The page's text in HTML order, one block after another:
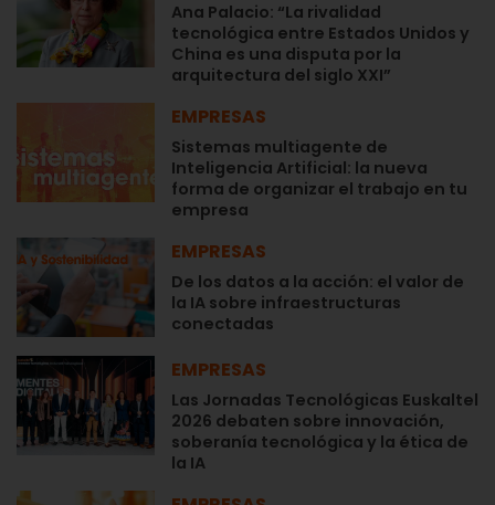
Ana Palacio: “La rivalidad
tecnológica entre Estados Unidos y
China es una disputa por la
arquitectura del siglo XXI”
EMPRESAS
Sistemas multiagente de
Inteligencia Artificial: la nueva
forma de organizar el trabajo en tu
empresa
EMPRESAS
De los datos a la acción: el valor de
la IA sobre infraestructuras
conectadas
EMPRESAS
Las Jornadas Tecnológicas Euskaltel
2026 debaten sobre innovación,
soberanía tecnológica y la ética de
la IA